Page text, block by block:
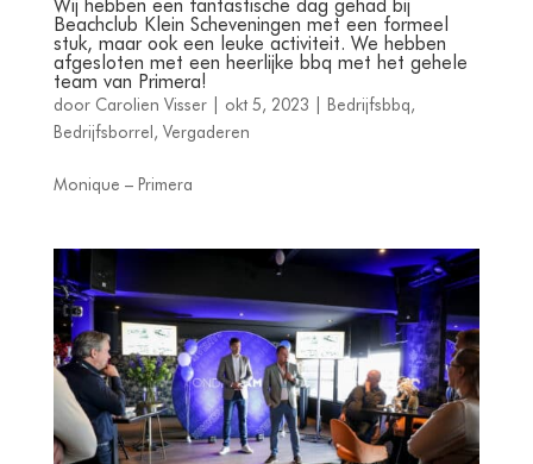
Wij hebben een fantastische dag gehad bij
Beachclub Klein Scheveningen met een formeel
stuk, maar ook een leuke activiteit. We hebben
afgesloten met een heerlijke bbq met het gehele
team van Primera!
door Carolien Visser| okt 5, 2023 Bedrijfsbbq,
Bedrijfsborrel , Vergaderen
Monique – Primera